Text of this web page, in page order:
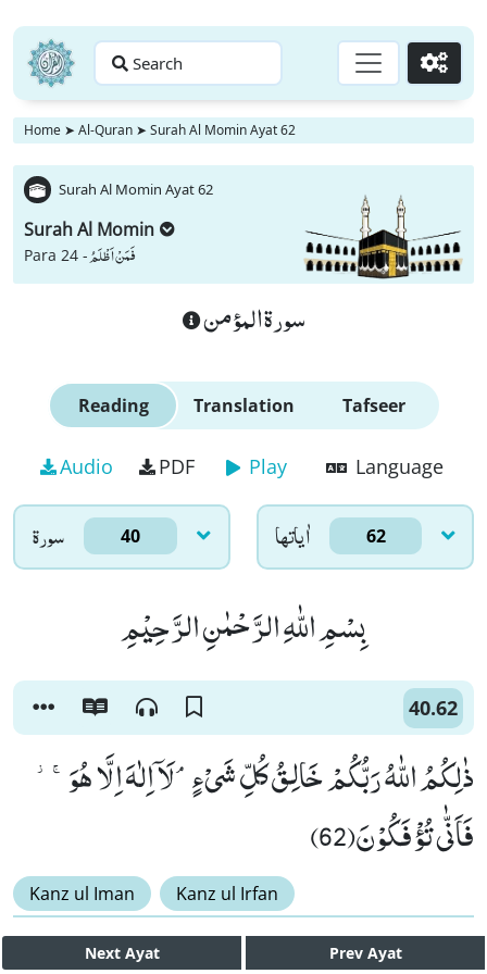
Search Go
Home ➤ Al-Quran ➤ Surah Al Momin Ayat 62
Surah Al Momin Ayat 62
Surah Al Momin
Para 24 -فَمَنْ اَظْلَمُ
سورة المؤمن
Reading Translation Tafseer
Audio PDF Play Language
سورۃ 40 اٰياتها 62
بِسْمِ اللّٰهِ الرَّحْمٰنِ الرَّحِیْمِ
40.62
ذٰلِكُمُ اللّٰهُ رَبُّكُمْ خَالِقُ كُلِّ شَیْءٍۘ-لَاۤ اِلٰهَ اِلَّا هُوَۚ-٘
فَاَنّٰى تُؤْفَكُوْنَ(62)
Kanz ul Iman Kanz ul Irfan
Next Ayat Prev Ayat